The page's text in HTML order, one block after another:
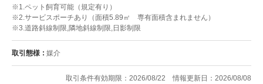
※1.ペット飼育可能（規定有り）
※2.サービスポーチあり（面積5.89㎡ 専有面積含まれません）
※3.道路斜線制限,隣地斜線制限,日影制限
取引態様 媒介
取引条件有効期限：2026/08/22
情報更新日：2026/08/08